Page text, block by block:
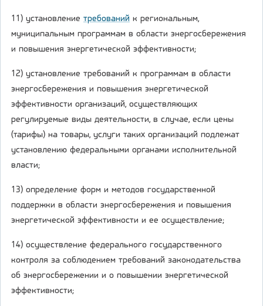
11) установление требований к региональным,
муниципальным программам в области энергосбережения
и повышения энергетической эффективности;
12) установление требований к программам в области
энергосбережения и повышения энергетической
эффективности организаций, осуществляющих
регулируемые виды деятельности, в случае, если цены
(тарифы) на товары, услуги таких организаций подлежат
установлению федеральными органами исполнительной
власти;
13) определение форм и методов государственной
поддержки в области энергосбережения и повышения
энергетической эффективности и ее осуществление;
14) осуществление федерального государственного
контроля за соблюдением требований законодательства
об энергосбережении и о повышении энергетической
эффективности;